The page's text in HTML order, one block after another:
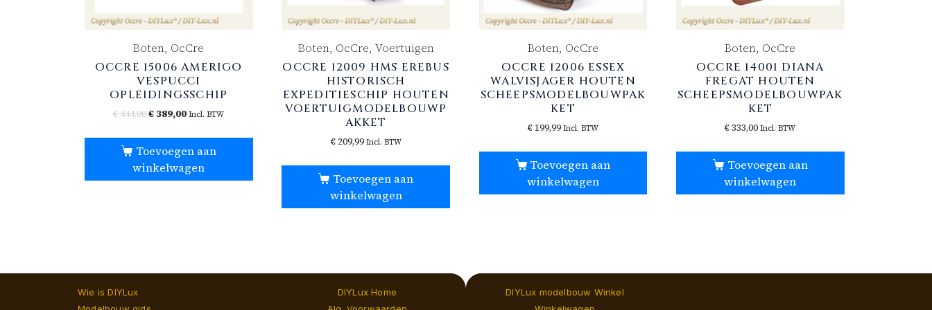
Boten, OcCre
OCCRE 15006 AMERIGO
VESPUCCI
OPLEIDINGSSCHIP
€444,00€389,00 Incl. BTW
Toevoegen aan
winkelwagen
Boten, OcCre, Voertuigen
OCCRE 12009 HMS EREBUS
HISTORISCH
EXPEDITIESCHIP HOUTEN
VOERTUIGMODELBOUWP
AKKET
€209,99 Incl. BTW
Toevoegen aan
winkelwagen
Boten, OcCre
OCCRE 12006 ESSEX
WALVISJAGER HOUTEN
SCHEEPSMODELBOUWPAK
KET
€199,99 Incl. BTW
Toevoegen aan
winkelwagen
Boten, OcCre
OCCRE 14001 DIANA
FREGAT HOUTEN
SCHEEPSMODELBOUWPAK
KET
€333,00 Incl. BTW
Toevoegen aan
winkelwagen
Wie is DIYLux
DIYLux Home
DIYLux modelbouw Winkel